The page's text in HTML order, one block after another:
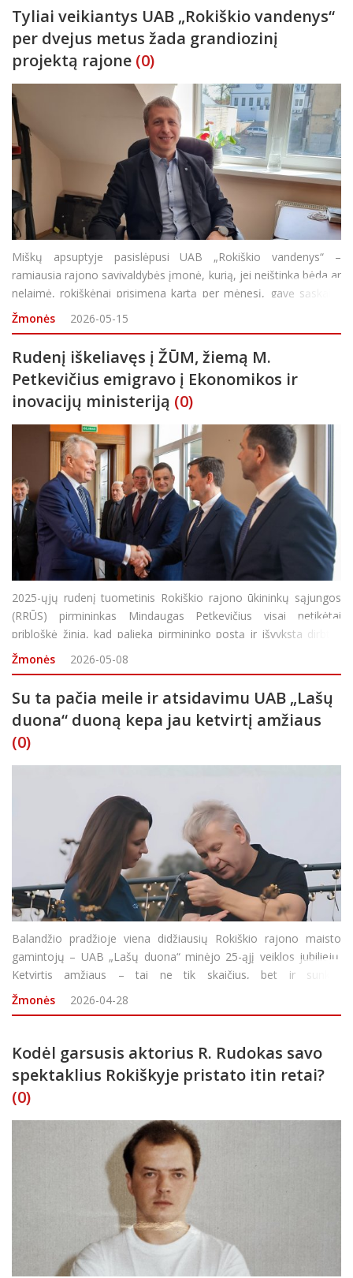
Tyliai veikiantys UAB „Rokiškio vandenys“
per dvejus metus žada grandiozinį
projektą rajone (0)
Miškų apsuptyje pasislėpusi UAB „Rokiškio vandenys“ –
ramiausia rajono savivaldybės įmonė, kurią, jei neištinka bėda ar
nelaimė, rokiškėnai prisimena kartą per mėnesį, gavę sąskaitą
už vandenį ir nuotekas. Bendrovės direktorius Leonas Butėnas
šypt
Žmonės 2026-05-15
Rudenį iškeliavęs į ŽŪM, žiemą M.
Petkevičius emigravo į Ekonomikos ir
inovacijų ministeriją (0)
2025-ųjų rudenį tuometinis Rokiškio rajono ūkininkų sąjungos
(RRŪS) pirmininkas Mindaugas Petkevičius visai netikėtai
pribloškė žinia, kad palieka pirmininko postą ir išvyksta dirbti į
sostinę Žemės ūkio ministro patarėju. Rokiškėnai džiaugėsi
atstovų turėsiantys ir įstat
Žmonės 2026-05-08
Su ta pačia meile ir atsidavimu UAB „Lašų
duona“ duoną kepa jau ketvirtį amžiaus
(0)
Balandžio pradžioje viena didžiausių Rokiškio rajono maisto
gamintojų – UAB „Lašų duona“ minėjo 25-ąjį veiklos jubiliejų.
Ketvirtis amžiaus – tai ne tik skaičius, bet ir sunkiai
subeskaičiuojami iškepti duonos kepalai, kvepiantys jaukia namų
šiluma
Žmonės 2026-04-28
Kodėl garsusis aktorius R. Rudokas savo
spektaklius Rokiškyje pristato itin retai?
(0)